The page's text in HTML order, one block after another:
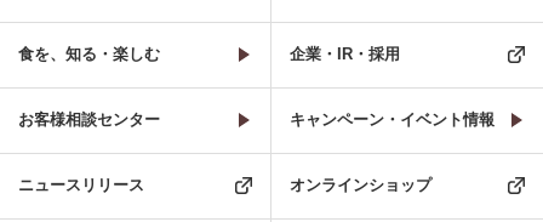
食を、知る・楽しむ 企業・IR・採用
お客様相談センター キャンペーン・イベント情報
ニュースリリース オンラインショップ